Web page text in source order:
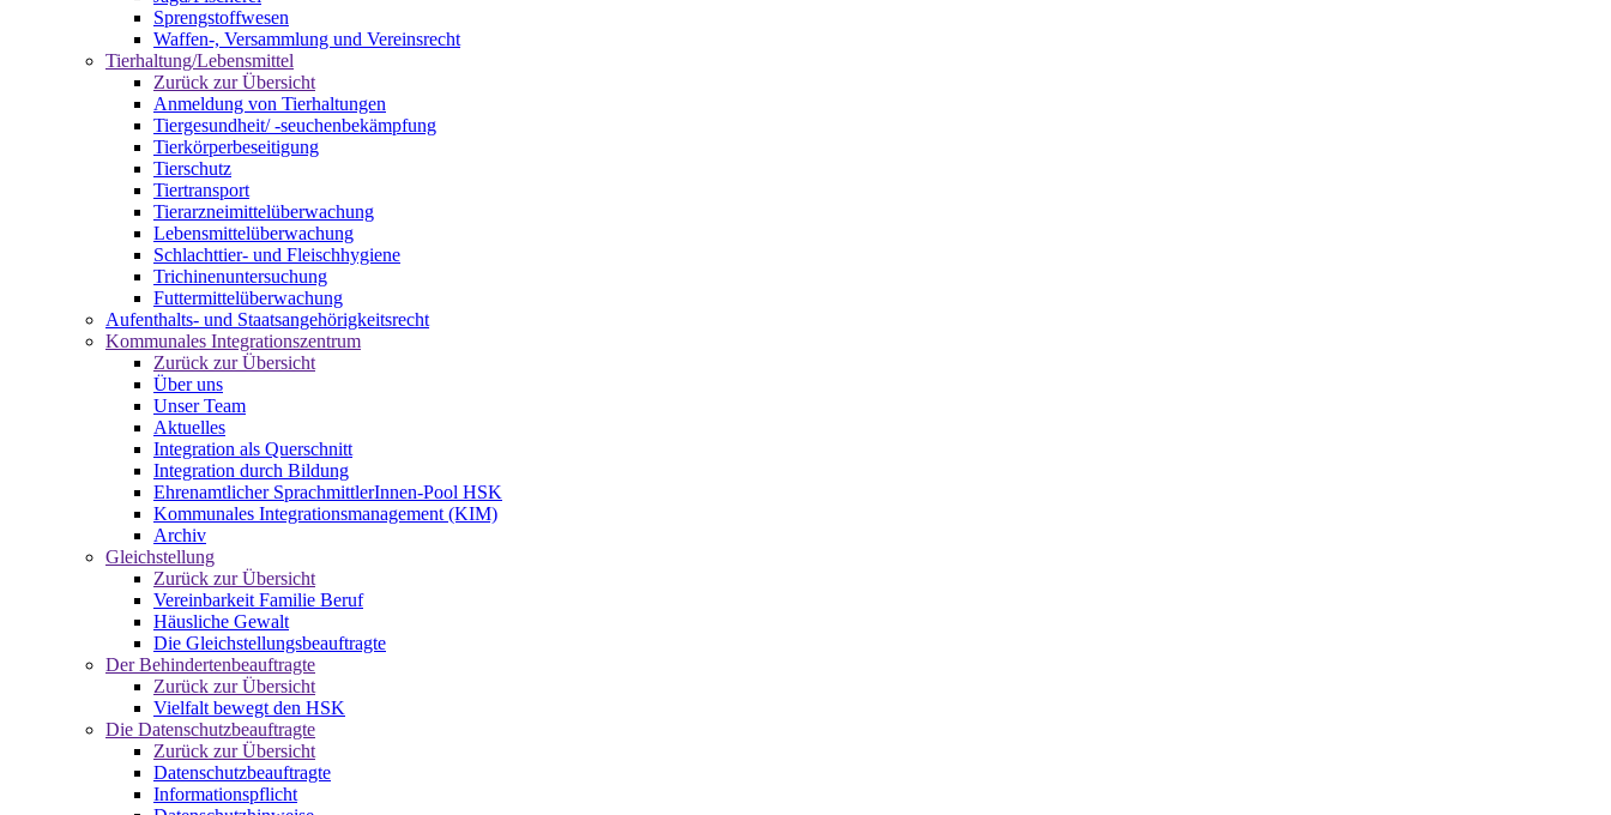
Sprengstoffwesen
Waffen-, Versammlung und Vereinsrecht
Tierhaltung/Lebensmittel
Zurück zur Übersicht
Anmeldung von Tierhaltungen
Tiergesundheit/ -seuchenbekämpfung
Tierkörperbeseitigung
Tierschutz
Tiertransport
Tierarzneimittelüberwachung
Lebensmittelüberwachung
Schlachttier- und Fleischhygiene
Trichinenuntersuchung
Futtermittelüberwachung
Aufenthalts- und Staatsangehörigkeitsrecht
Kommunales Integrationszentrum
Zurück zur Übersicht
Über uns
Unser Team
Aktuelles
Integration als Querschnitt
Integration durch Bildung
Ehrenamtlicher SprachmittlerInnen-Pool HSK
Kommunales Integrationsmanagement (KIM)
Archiv
Gleichstellung
Zurück zur Übersicht
Vereinbarkeit Familie Beruf
Häusliche Gewalt
Die Gleichstellungsbeauftragte
Der Behindertenbeauftragte
Zurück zur Übersicht
Vielfalt bewegt den HSK
Die Datenschutzbeauftragte
Zurück zur Übersicht
Datenschutzbeauftragte
Informationspflicht